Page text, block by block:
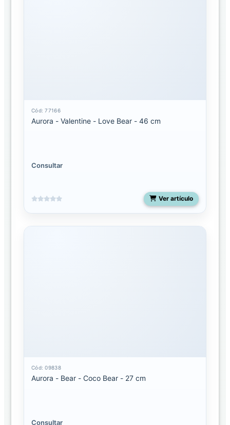
Cód: 77166
Aurora - Valentine - Love Bear - 46 cm
Consultar
Ver artículo
Cód: 09838
Aurora - Bear - Coco Bear - 27 cm
Consultar